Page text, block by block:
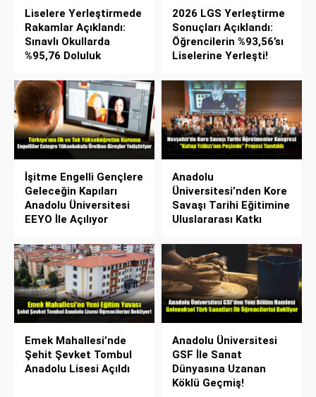
Liselere Yerleştirmede
Rakamlar Açıklandı:
Sınavlı Okullarda
%95,76 Doluluk
2026 LGS Yerleştirme
Sonuçları Açıklandı:
Öğrencilerin %93,56’sı
Liselerine Yerleşti!
İşitme Engelli Gençlere
Geleceğin Kapıları
Anadolu Üniversitesi
EEYO İle Açılıyor
Anadolu
Üniversitesi’nden Kore
Savaşı Tarihi Eğitimine
Uluslararası Katkı
Emek Mahallesi’nde
Şehit Şevket Tombul
Anadolu Lisesi Açıldı
Anadolu Üniversitesi
GSF İle Sanat
Dünyasına Uzanan
Köklü Geçmiş!